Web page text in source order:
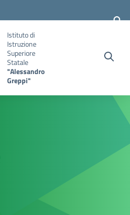
Istituto di
Istruzione
Superiore
Statale
"Alessandro
Greppi"